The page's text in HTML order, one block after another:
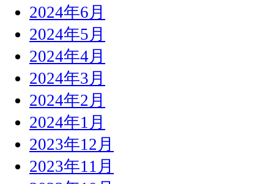
2024年6月
2024年5月
2024年4月
2024年3月
2024年2月
2024年1月
2023年12月
2023年11月